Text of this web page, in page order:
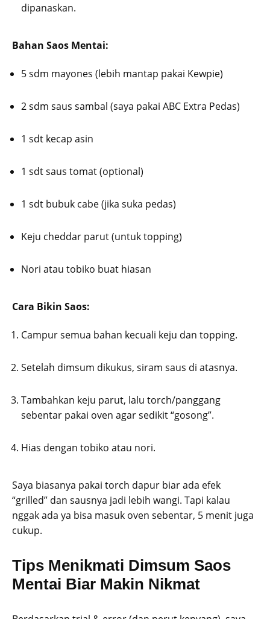
dipanaskan.
Bahan Saos Mentai:
5 sdm mayones (lebih mantap pakai Kewpie)
2 sdm saus sambal (saya pakai ABC Extra Pedas)
1 sdt kecap asin
1 sdt saus tomat (optional)
1 sdt bubuk cabe (jika suka pedas)
Keju cheddar parut (untuk topping)
Nori atau tobiko buat hiasan
Cara Bikin Saos:
Campur semua bahan kecuali keju dan topping.
Setelah dimsum dikukus, siram saus di atasnya.
Tambahkan keju parut, lalu torch/panggang
sebentar pakai oven agar sedikit “gosong”.
Hias dengan tobiko atau nori.
Saya biasanya pakai torch dapur biar ada efek
“grilled” dan sausnya jadi lebih wangi. Tapi kalau
nggak ada ya bisa masuk oven sebentar, 5 menit juga
cukup.
Tips Menikmati Dimsum Saos
Mentai Biar Makin Nikmat